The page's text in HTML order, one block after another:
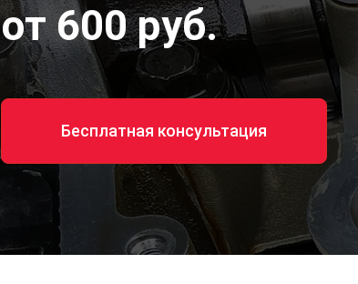
от 600 руб.
Бесплатная консультация